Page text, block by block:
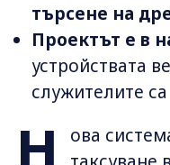
търсене на
Проектът е в
устройствата
служителите
Н
ова